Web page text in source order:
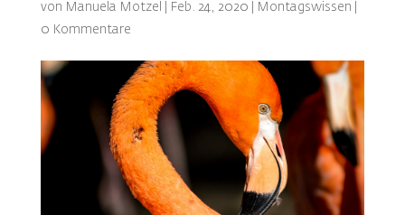
von Manuela Motzel Feb. 24, 2020 Montagswissen
0 Kommentare